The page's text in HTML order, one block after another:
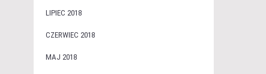
LIPIEC 2018
CZERWIEC 2018
MAJ 2018